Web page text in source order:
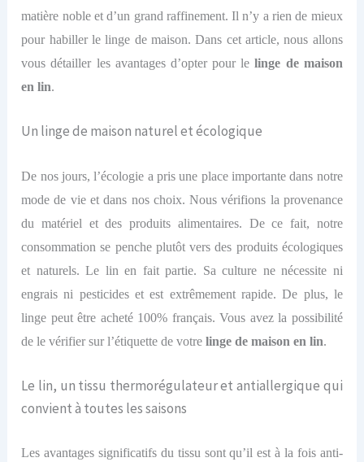
matière noble et d’un grand raffinement. Il n’y a rien de mieux
pour habiller le linge de maison. Dans cet article, nous allons
vous détailler les avantages d’opter pour lelinge de maison
en lin.
Un linge de maison naturel et écologique
De nos jours, l’écologie a pris une place importante dans notre
mode de vie et dans nos choix. Nous vérifions la provenance
du matériel et des produits alimentaires. De ce fait, notre
consommation se penche plutôt vers des produits écologiques
et naturels. Le lin en fait partie. Sa culture ne nécessite ni
engrais ni pesticides et est extrêmement rapide. De plus, le
linge peut être acheté 100% français. Vous avez la possibilité
de le vérifier sur l’étiquette de votrelinge de maison en lin.
Le lin, un tissu thermorégulateur et antiallergique qui
convient à toutes les saisons
Les avantages significatifs du tissu sont qu’il est à la fois anti-